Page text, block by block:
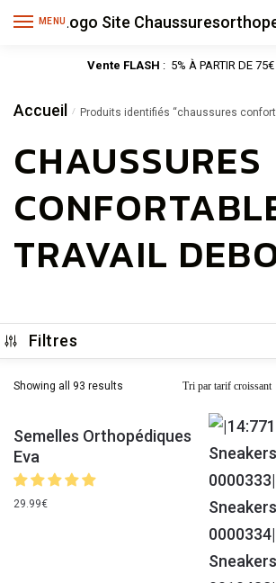
MENU
Vente FLASH : 5% À PARTIR DE
Accueil / Produits identifiés “chaussures
CHAUSSURES
TRAVAIL
Filtres
Showing all 93 results
Semelles Orthopédiques
Eva
29.99€